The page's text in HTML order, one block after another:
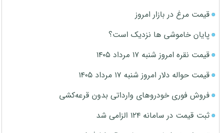
قیمت مرغ در بازار امروز
پایان خاموشی ها نزدیک است؟
قیمت نقره امروز شنبه ۱۷ مرداد ۱۴۰۵
قیمت حواله دلار امروز شنبه ۱۷ مرداد ۱۴۰۵
فروش فوری خودروهای وارداتی بدون قرعه‌کشی
ثبت قیمت در سامانه ۱۲۴ الزامی شد